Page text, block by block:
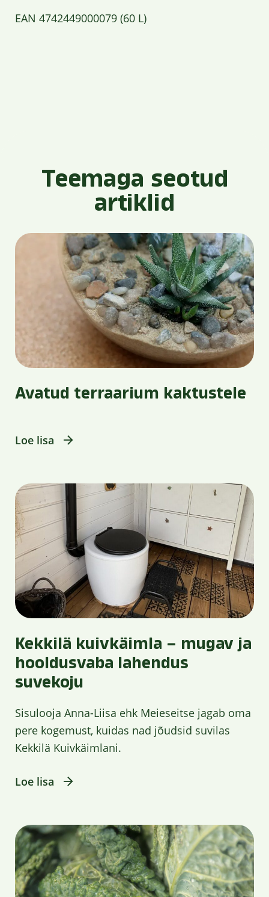
EAN 4742449000079 (60 L)
Teemaga seotud
artiklid
Avatud terraarium kaktustele
Loe lisa
Kekkilä kuivkäimla – mugav ja
hooldusvaba lahendus
suvekoju
Sisulooja Anna-Liisa ehk Meieseitse jagab oma
pere kogemust, kuidas nad jõudsid suvilas
Kekkilä Kuivkäimlani.
Loe lisa